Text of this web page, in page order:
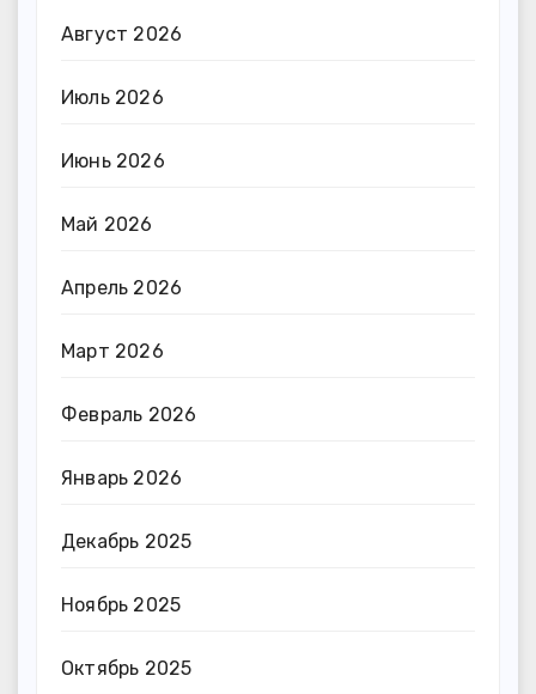
Август 2026
Июль 2026
Июнь 2026
Май 2026
Апрель 2026
Март 2026
Февраль 2026
Январь 2026
Декабрь 2025
Ноябрь 2025
Октябрь 2025